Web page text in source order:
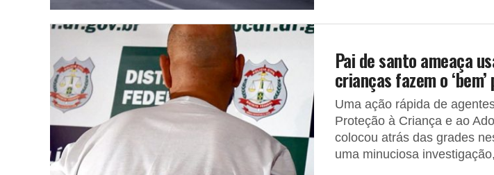
Pai de santo ameaça
crianças fazem o
Uma ação rápida de
Proteção à Criança e ao
colocou atrás das grades
uma minuciosa